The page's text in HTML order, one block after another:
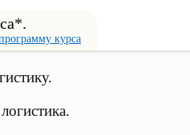
курса